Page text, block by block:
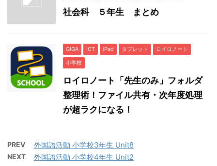
社会科 ５年生 まとめ
GIGA ICT iPad タブレット
ロイロノート
小学校
ロイロノート「先生のみ」フォルダ
整理術！ファイル共有・次年度処理
が超ラクになる！
PREV 外国語活動 小学校3年生 Unit8
NEXT 外国語活動 小学校4年生 Unit2